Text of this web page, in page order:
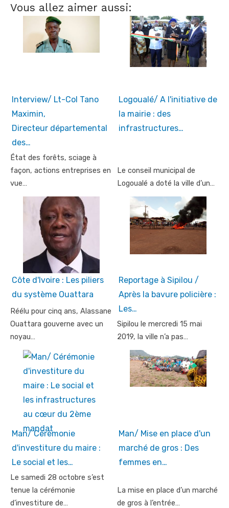
Vous allez aimer aussi:
Interview/ Lt-Col Tano
Maximin,
Directeur départemental
des…
État des forêts, sciage à
façon, actions entreprises en
vue…
Logoualé/ A l'initiative de
la mairie : des
infrastructures…
Le conseil municipal de
Logoualé a doté la ville d’un…
Côte d'Ivoire : Les piliers
du système Ouattara
Réélu pour cinq ans, Alassane
Ouattara gouverne avec un
noyau…
Reportage à Sipilou /
Après la bavure policière :
Les…
Sipilou le mercredi 15 mai
2019, la ville n’a pas…
Man/ Cérémonie
d'investiture du maire :
Le social et les…
Le samedi 28 octobre s’est
tenue la cérémonie
d’investiture de…
Man/ Mise en place d'un
marché de gros : Des
femmes en…
La mise en place d’un marché
de gros à l’entrée…